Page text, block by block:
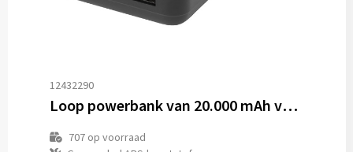
12432290
Loop powerbank van 20.000 mAh van gerecycled plastic
707op voorraad